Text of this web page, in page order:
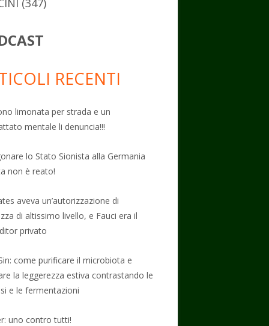
(347)
RECENTI
limonata per strada e un
mentale li denuncia!!!
lo Stato Sionista alla Germania
non è reato!
aveva un’autorizzazione di
di altissimo livello, e Fauci era il
privato
come purificare il microbiota e
la leggerezza estiva contrastando le
e le fermentazioni
uno contro tutti!